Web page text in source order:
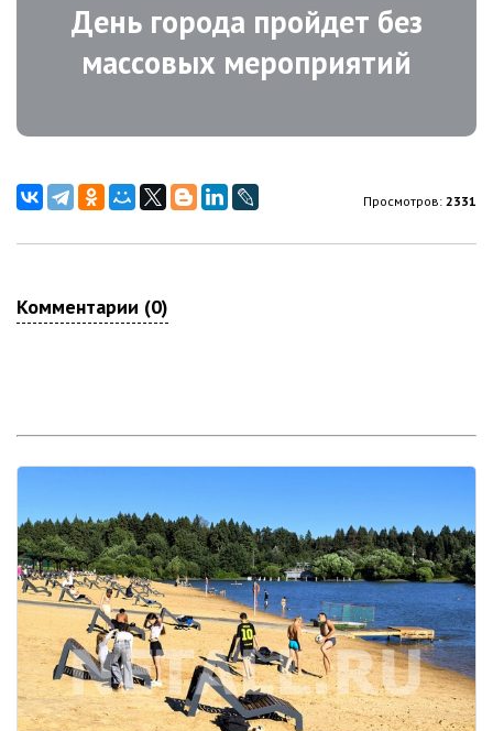
День города пройдет без
массовых мероприятий
Просмотров: 2331
Комментарии (0)